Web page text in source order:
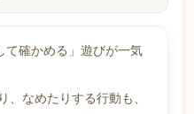
て確かめる」遊びが一気
、なめたりする行動も、